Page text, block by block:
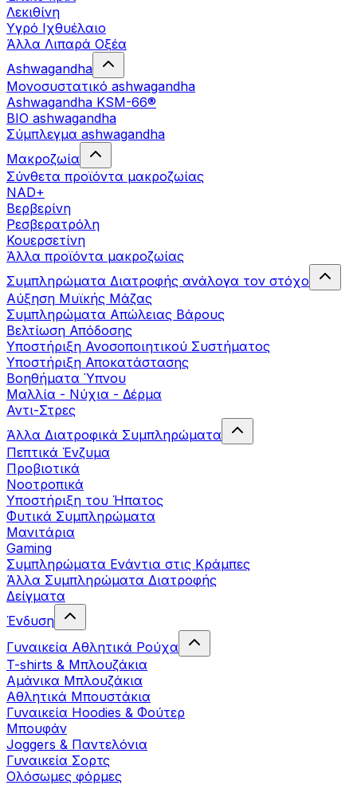
Λεκιθίνη
Υγρό Ιχθυέλαιο
Άλλα Λιπαρά Οξέα
Ashwagandha
Μονοσυστατικό ashwagandha
Ashwagandha KSM-66®
BIO ashwagandha
Σύμπλεγμα ashwagandha
Μακροζωία
Σύνθετα προϊόντα μακροζωίας
NAD+
Βερβερίνη
Ρεσβερατρόλη
Κουερσετίνη
Άλλα προϊόντα μακροζωίας
Συμπληρώματα Διατροφής ανάλογα τον στόχο
Αύξηση Μυϊκής Μάζας
Συμπληρώματα Aπώλειας Βάρους
Βελτίωση Απόδοσης
Υποστήριξη Ανοσοποιητικού Συστήματος
Yποστήριξη Αποκατάστασης
Βοηθήματα Ύπνου
Μαλλία - Νύχια - Δέρμα
Αντι-Στρες
Άλλα Διατροφικά Συμπληρώματα
Πεπτικά Ένζυμα
Προβιοτικά
Νοοτροπικά
Υποστήριξη του Ήπατος
Φυτικά Συμπληρώματα
Μανιτάρια
Gaming
Συμπληρώματα Ενάντια στις Κράμπες
Άλλα Συμπληρώματα Διατροφής
Δείγματα
Ένδυση
Γυναικεία Αθλητικά Ρούχα
T-shirts & Μπλουζάκια
Αμάνικα Μπλουζάκια
Aθλητικά Μπουστάκια
Γυναικεία Hoodies & Φούτερ
Μπουφάν
Joggers & Παντελόνια
Γυναικεία Σορτς
Ολόσωμες φόρμες